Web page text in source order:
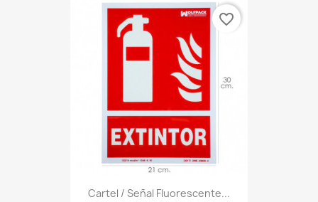
Cartel / Señal Fluorescente...
favorite_border